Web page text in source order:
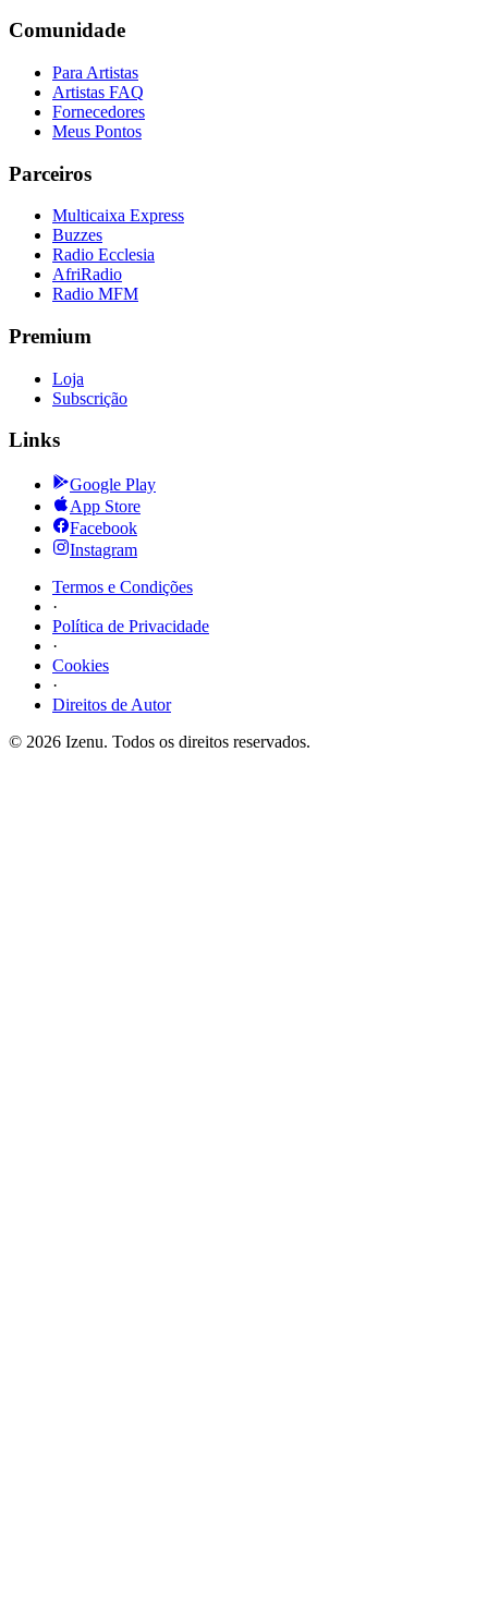
Comunidade
Para Artistas
Artistas FAQ
Fornecedores
Meus Pontos
Parceiros
Multicaixa Express
Buzzes
Radio Ecclesia
AfriRadio
Radio MFM
Premium
Loja
Subscrição
Links
Google Play
App Store
Facebook
Instagram
Termos e Condições
·
Política de Privacidade
·
Cookies
·
Direitos de Autor
© 2026 Izenu. Todos os direitos reservados.